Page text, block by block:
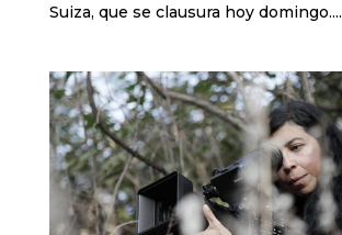
Suiza, que se clausura hoy domingo....